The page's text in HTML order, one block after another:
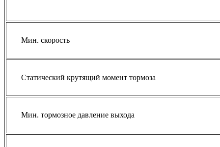
Мин. скорость
Статический крутящий момент тормоза
Мин. тормозное давление выхода